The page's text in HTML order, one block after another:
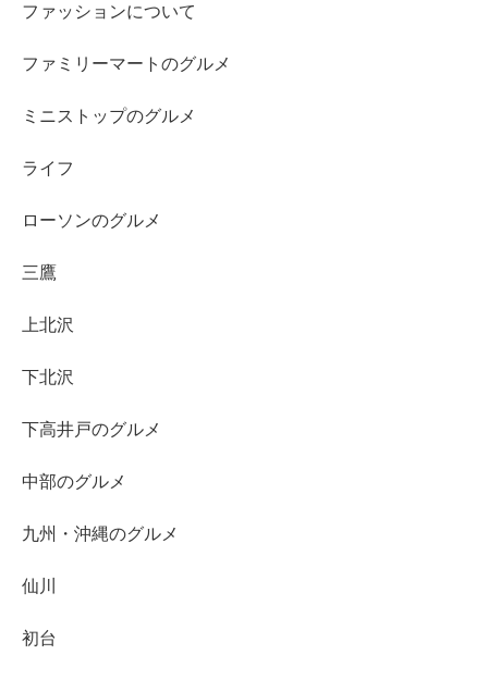
ファッションについて
ファミリーマートのグルメ
ミニストップのグルメ
ライフ
ローソンのグルメ
三鷹
上北沢
下北沢
下高井戸のグルメ
中部のグルメ
九州・沖縄のグルメ
仙川
初台